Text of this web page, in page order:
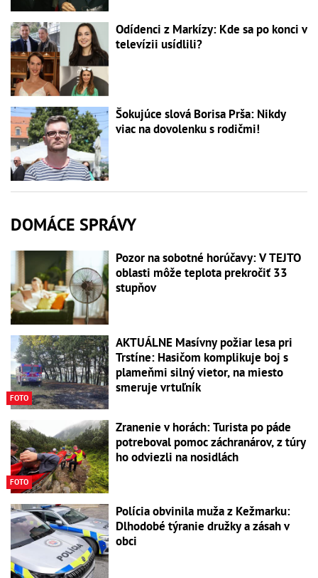
Odídenci z Markízy: Kde sa po konci v
televízii usídlili?
Šokujúce slová Borisa Prša: Nikdy
viac na dovolenku s rodičmi!
DOMÁCE SPRÁVY
Pozor na sobotné horúčavy: V TEJTO
oblasti môže teplota prekročiť 33
stupňov
FOTO
AKTUÁLNE Masívny požiar lesa pri
Trstíne: Hasičom komplikuje boj s
plameňmi silný vietor, na miesto
smeruje vrtuľník
FOTO
Zranenie v horách: Turista po páde
potreboval pomoc záchranárov, z túry
ho odviezli na nosidlách
Polícia obvinila muža z Kežmarku:
Dlhodobé týranie družky a zásah v
obci